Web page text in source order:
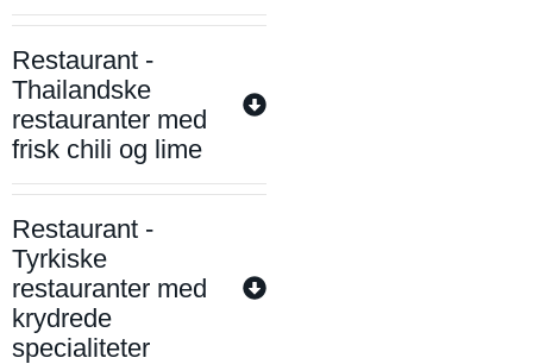
Restaurant -
Thailandske
restauranter med
frisk chili og lime
Restaurant -
Tyrkiske
restauranter med
krydrede
specialiteter